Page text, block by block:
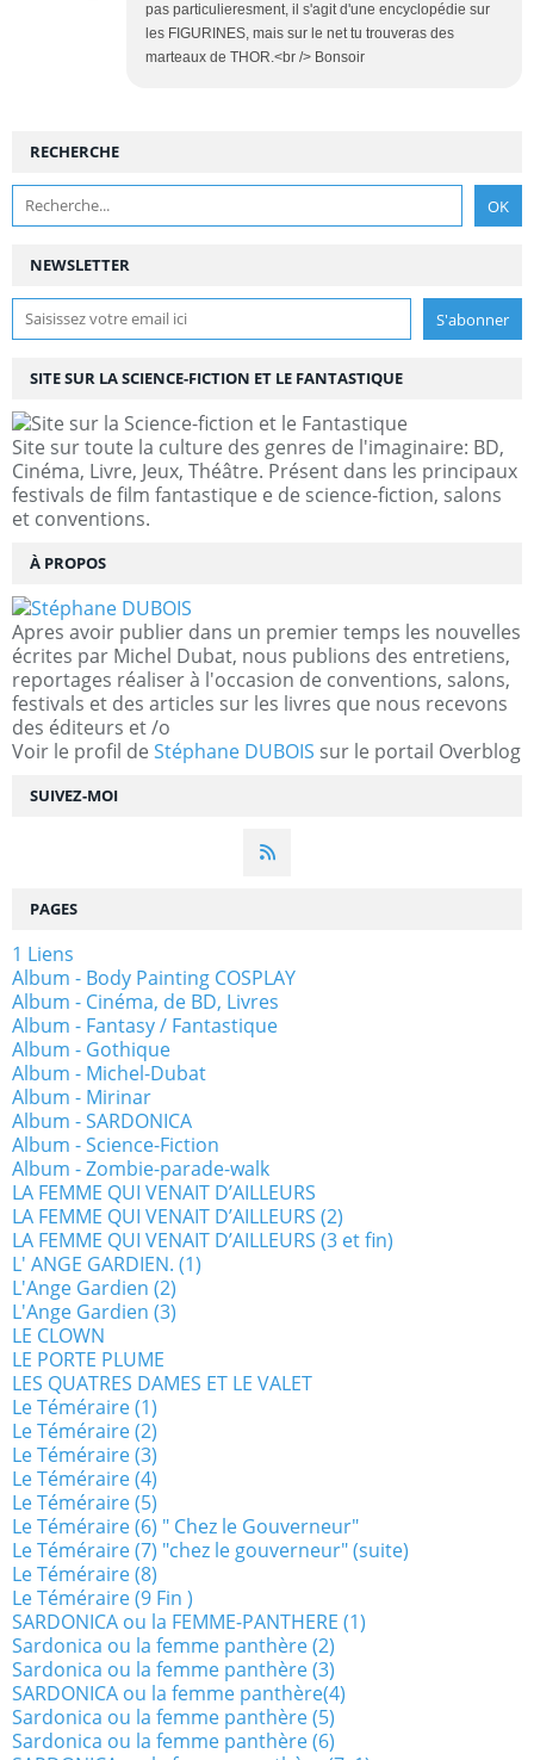
pas particulieresment, il s'agit d'une encyclopédie sur
les FIGURINES, mais sur le net tu trouveras des
marteaux de THOR.<br /> Bonsoir
NEWSLETTER
SUIVEZ-MOI
RECHERCHE
SITE SUR LA SCIENCE-FICTION ET LE FANTASTIQUE
Site sur toute la culture des genres de l'imaginaire: BD,
Cinéma, Livre, Jeux, Théâtre. Présent dans les principaux
festivals de film fantastique e de science-fiction, salons
et conventions.
À PROPOS
Apres avoir publier dans un premier temps les nouvelles
écrites par Michel Dubat, nous publions des entretiens,
reportages réaliser à l'occasion de conventions, salons,
festivals et des articles sur les livres que nous recevons
des éditeurs et /o
Voir le profil de Stéphane DUBOIS sur le portail Overblog
PAGES
1 Liens
Album - Body Painting COSPLAY
Album - Cinéma, de BD, Livres
Album - Fantasy / Fantastique
Album - Gothique
Album - Michel-Dubat
Album - Mirinar
Album - SARDONICA
Album - Science-Fiction
Album - Zombie-parade-walk
LA FEMME QUI VENAIT D’AILLEURS
LA FEMME QUI VENAIT D’AILLEURS (2)
LA FEMME QUI VENAIT D’AILLEURS (3 et fin)
L' ANGE GARDIEN. (1)
L'Ange Gardien (2)
L'Ange Gardien (3)
LE CLOWN
LE PORTE PLUME
LES QUATRES DAMES ET LE VALET
Le Téméraire (1)
Le Téméraire (2)
Le Téméraire (3)
Le Téméraire (4)
Le Téméraire (5)
Le Téméraire (6) " Chez le Gouverneur"
Le Téméraire (7) "chez le gouverneur" (suite)
Le Téméraire (8)
Le Téméraire (9 Fin )
SARDONICA ou la FEMME-PANTHERE (1)
Sardonica ou la femme panthère (2)
Sardonica ou la femme panthère (3)
SARDONICA ou la femme panthère(4)
Sardonica ou la femme panthère (5)
Sardonica ou la femme panthère (6)